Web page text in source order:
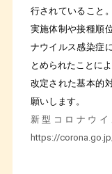
行されていること
実施体制や接種順
ナウイルス感染症
とめられたことによ
改定された基本的
願いします。
新型コロナウ
https://